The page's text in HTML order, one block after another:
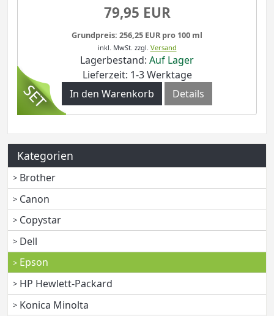
79,95 EUR
Grundpreis: 256,25 EUR pro 100 ml
inkl. MwSt. zzgl. Versand
Lagerbestand: Auf Lager
Lieferzeit: 1-3 Werktage
In den Warenkorb
Details
Kategorien
Brother
Canon
Copystar
Dell
Epson
HP Hewlett-Packard
Konica Minolta